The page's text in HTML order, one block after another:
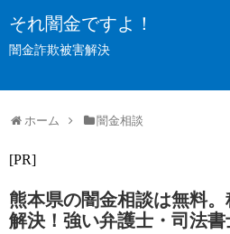
それ闇金ですよ！
闇金詐欺被害解決
ホーム 闇金相談
[PR]
熊本県の闇金相談は無料
解決！強い弁護士・司法書